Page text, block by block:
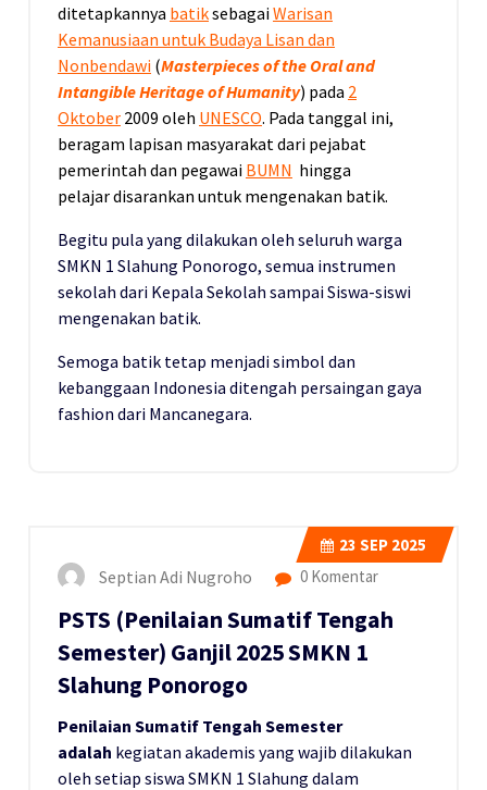
ditetapkannya batiksebagaiWarisan
Kemanusiaan untuk Budaya Lisan dan
Nonbendawi (Masterpieces of the Oral and
Intangible Heritage of Humanity) pada 2
Oktober 2009 oleh UNESCO. Pada tanggal ini,
beragam lapisan masyarakat dari pejabat
pemerintah dan pegawai BUMN hingga
pelajar disarankan untuk mengenakan batik.
Begitu pula yang dilakukan oleh seluruh warga
SMKN 1 Slahung Ponorogo, semua instrumen
sekolah dari Kepala Sekolah sampai Siswa-siswi
mengenakan batik.
Semoga batik tetap menjadi simbol dan
kebanggaan Indonesia ditengah persaingan gaya
fashion dari Mancanegara.
23 SEP 2025
Septian Adi Nugroho 0 Komentar
PSTS (Penilaian Sumatif Tengah
Semester) Ganjil 2025 SMKN 1
Slahung Ponorogo
Penilaian Sumatif Tengah Semester
adalah kegiatan akademis yang wajib dilakukan
oleh setiap siswa SMKN 1 Slahung dalam